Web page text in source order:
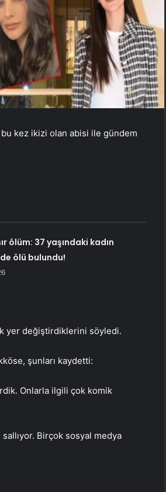
kez ikizi olan abisi ile gündem
ölüm: 37 yaşındaki kadın
ölü bulundu!
yer değiştirdiklerini söyledi.
şunları kaydetti:
Onlarla ilgili çok komik
Birçok sosyal medya